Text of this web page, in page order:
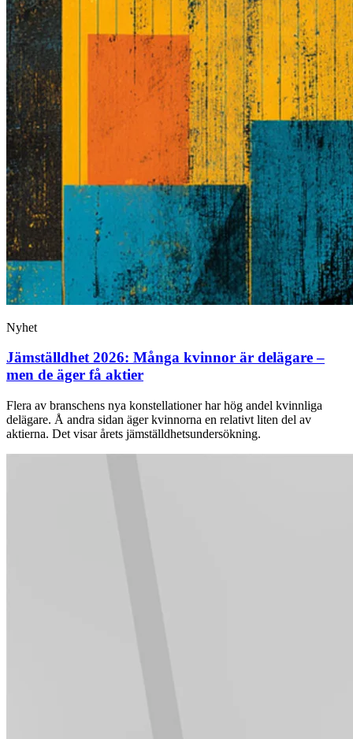
Nyhet
Jämställdhet 2026: Många kvinnor är delägare –
men de äger få aktier
Flera av branschens nya konstellationer har hög andel kvinnliga
delägare. Å andra sidan äger kvinnorna en relativt liten del av
aktierna. Det visar årets jämställdhetsundersökning.